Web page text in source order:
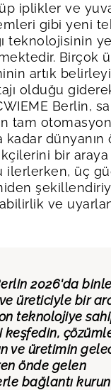
iplikler ve
gibi yeni
teknolojisinin
Birçok
artık
olduğu
Berlin,
tam otomasyon
kadar
bir araya
ilerlerken, üç
ve
2026'da
üreticiyle bir
teknolojiye
keşfedin,
ve üretimin
önde gelen
bağlantı